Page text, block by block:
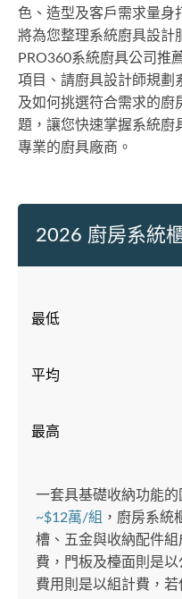
色、造型及客戶需求量身
將為您整理系統廚具設計
PRO360系統廚具公司推
項目、請廚具設計師規劃
及如何挑選符合需求的
題，讓您快速掌握系統廚
專業的廚具廠商。
2026 廚房系統
最低
平均
最高
一套具基礎收納功能
~$12萬/組 ，廚房系統
槽、五金與收納配件
費，門板及檯面則是
費用則是以組計費，若